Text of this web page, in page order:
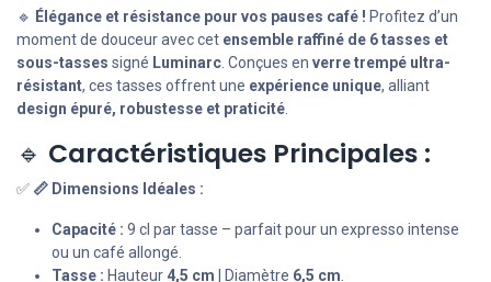
🔹 Élégance et résistance pour vos pauses café ! Profitez d’un
moment de douceur avec cet ensemble raffiné de 6 tasses et
sous-tasses signé Luminarc . Conçues en verre trempé ultra-
résistant, ces tasses offrent une expérience unique, alliant
design épuré, robustesse et praticité
🔹 Caractéristiques Principales :
✅ 📏 Dimensions Idéales :
Capacité : 9 cl par tasse – parfait pour un expresso intense
ou un café allongé.
Tasse : Hauteur 4,5 cm | Diamètre 6,5 cm